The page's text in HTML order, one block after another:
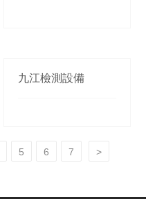
九江檢測設備
5 6 7 >